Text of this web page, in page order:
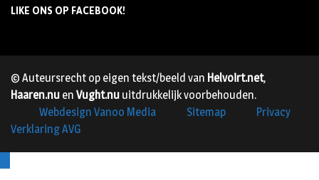
LIKE ONS OP FACEBOOK!
© Auteursrecht op eigen tekst/beeld van Helvoirt.net,
Haaren.nu en Vught.nu uitdrukkelijk voorbehouden.
Webdesign Vanoo Media
Sitemap
Privacy
Verklaring AVG